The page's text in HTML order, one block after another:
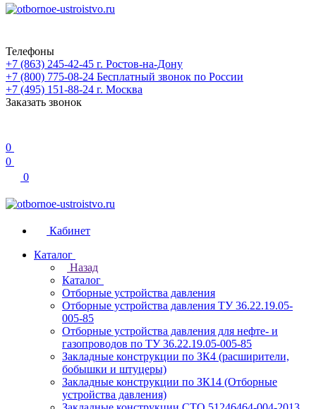
Телефоны
+7 (863) 245-42-45 г. Ростов-на-Дону
+7 (800) 775-08-24 Бесплатный звонок по России
+7 (495) 151-88-24 г. Москва
Заказать звонок
0
0
0
Кабинет
Каталог
Назад
Каталог
Отборные устройства давления
Отборные устройства давления ТУ 36.22.19.05-
005-85
Отборные устройства давления для нефте- и
газопроводов по ТУ 36.22.19.05-005-85
Закладные конструкции по ЗК4 (расширители,
бобышки и штуцеры)
Закладные конструкции по ЗК14 (Отборные
устройства давления)